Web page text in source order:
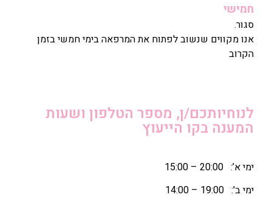
חמישי
סגור.
אנו מקווים שנשוב לפתוח את המרפאה בימי חמשי בזמן
הקרוב
לנוחיותכם/ן, מספר הטלפון ושעות
המענה בקו הייעוץ
ימי א’: 20:00 – 15:00
ימי ב': 19:00 – 14:00